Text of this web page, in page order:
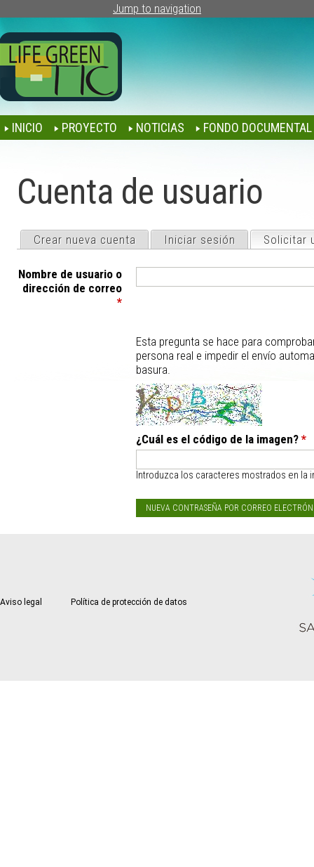
Jump to navigation
INICIO PROYECTO NOTICIAS FONDO DOCUMENTAL
Cuenta de usuario
Crear nueva cuenta Iniciar sesión Solicitar
Nombre de usuario o
dirección de correo
*
Esta pregunta se hace para
persona real e impedir el envío
basura.
¿Cuál es el código de la imagen? *
Introduzca los caracteres mostrados en la
Aviso legal Política de protección de datos